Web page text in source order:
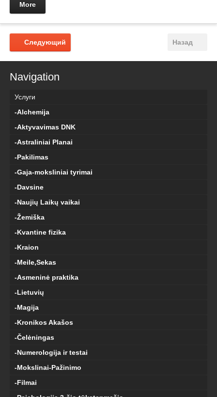
More
Назад
Следующий
Navigation
Услуги
-Alchemija
-Aktyvavimas DNK
-Astraliniai Planai
-Pakilimas
-Gaja-moksliniai tyrimai
-Davsine
-Naujių Laikų vaikai
-Žemiška
-Kvantine fizika
-Kraion
-Meile,Sekas
-Asmeninė praktika
-Lietuvių
-Magija
-Kronikos Akašos
-Čelėningas
-Numerologija ir testai
-Mokslinai-Pažinimo
-Filmai